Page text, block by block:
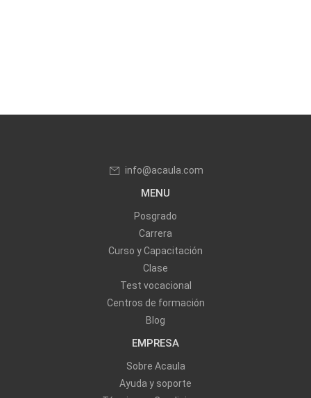
info@acaula.com
MENU
Posgrado
Carrera
Curso y Capacitación
Clase
Test vocacional
Centros de formación
Blog
EMPRESA
Sobre Acaula
Ayuda y soporte